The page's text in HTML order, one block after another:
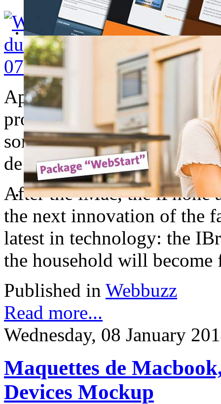
Après l'IMac, l'IPhone et
prochaine innovation de la
sort sa dernière
de technologie, le ménage
After the iMac, the iPhone
the next innovation of the
latest in technology: the
the household will become
Published in Webbuzz
Read more...
Wednesday, 08 January
Maquettes de
Devices Mockup